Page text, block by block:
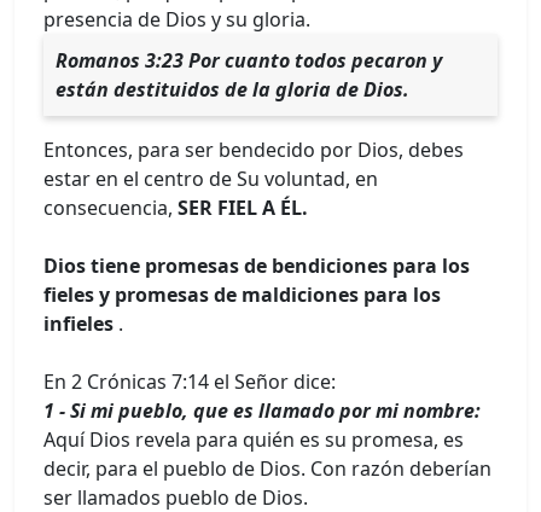
presencia de Dios y su gloria.
Romanos 3:23 Por cuanto todos pecaron y
están destituidos de la gloria de Dios.
Entonces, para ser bendecido por Dios, debes
estar en el centro de Su voluntad, en
consecuencia, SER FIEL A ÉL.
Dios tiene promesas de bendiciones para los
fieles y promesas de maldiciones para los
infieles .
En 2 Crónicas 7:14 el Señor dice:
1 - Si mi pueblo, que es llamado por mi nombre:
Aquí Dios revela para quién es su promesa, es
decir, para el pueblo de Dios. Con razón deberían
ser llamados pueblo de Dios.